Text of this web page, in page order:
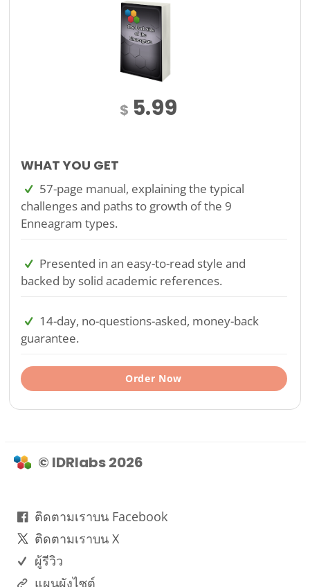
$ 5.99
WHAT YOU GET
57-page manual, explaining the typical
challenges and paths to growth of the 9
Enneagram types.
Presented in an easy-to-read style and
backed by solid academic references.
14-day, no-questions-asked, money-back
guarantee.
Order Now
© IDRlabs 2026
ติดตามเราบน Facebook
ติดตามเราบน X
ผู้รีวิว
แผนผังไซต์